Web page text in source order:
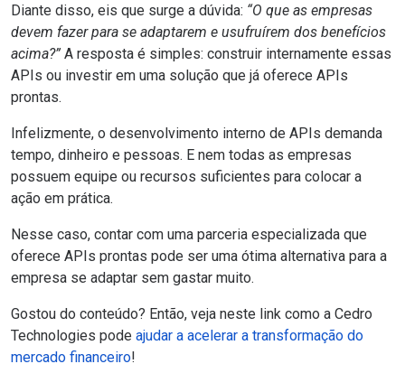
Diante disso, eis que surge a dúvida: “O que as empresas
devem fazer para se adaptarem e usufruírem dos benefícios
acima?” A resposta é simples: construir internamente essas
APIs ou investir em uma solução que já oferece APIs
prontas.
Infelizmente, o desenvolvimento interno de APIs demanda
tempo, dinheiro e pessoas. E nem todas as empresas
possuem equipe ou recursos suficientes para colocar a
ação em prática.
Nesse caso, contar com uma parceria especializada que
oferece APIs prontas pode ser uma ótima alternativa para a
empresa se adaptar sem gastar muito.
Gostou do conteúdo? Então, veja neste link como a Cedro
Technologies pode ajudar a acelerar a transformação do
mercado financeiro!